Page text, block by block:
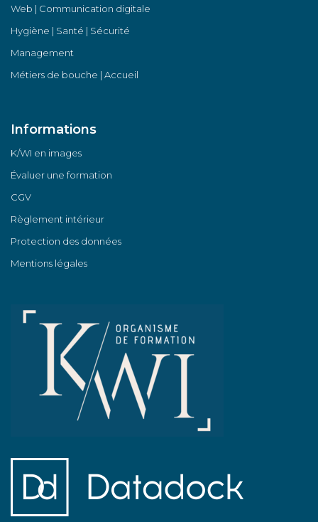
Web | Communication digitale
Hygiène | Santé | Sécurité
Management
Métiers de bouche | Accueil
Informations
K/WI en images
Évaluer une formation
CGV
Règlement intérieur
Protection des données
Mentions légales